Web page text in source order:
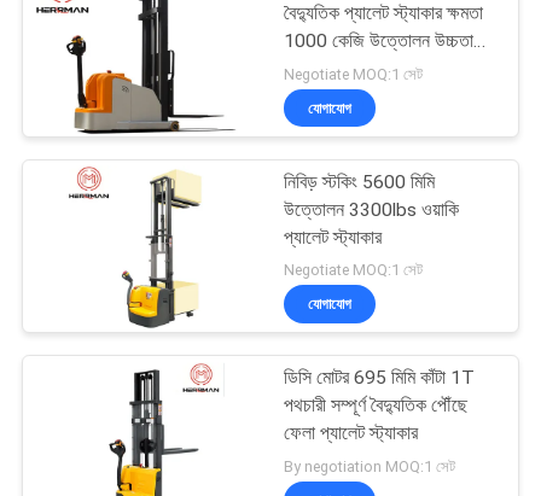
খবর
উদ্ধৃতির
সাইট
ফাইবার অপটিক ক্যাবল
মেকিং মেশিন
46
তারের এক্সট্রুশন মেশিন
বৈদ্যুতিক প্যালেট স্ট্যাকার ক্ষমতা
1000 কেজি উত্তোলন উচ্চতা
2500 মিমি
Negotiate MOQ:1 সেট
যোগাযোগ
নিবিড় স্টকিং 5600 মিমি
উত্তোলন 3300lbs ওয়াকি
প্যালেট স্ট্যাকার
Negotiate MOQ:1 সেট
যোগাযোগ
ডিসি মোটর 695 মিমি কাঁটা 1T
পথচারী সম্পূর্ণ বৈদ্যুতিক পৌঁছে
ফেলা প্যালেট স্ট্যাকার
By negotiation MOQ:1 সেট